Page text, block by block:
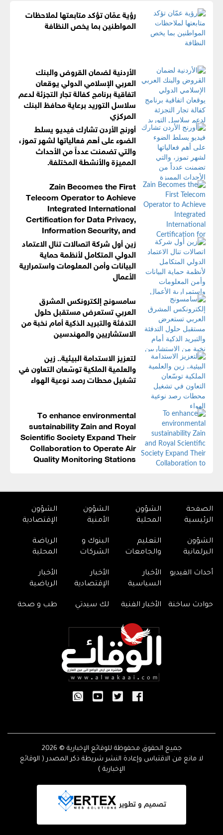
رؤية عمّان تؤكد متابعتها لملاحظات
المواطنين بما يخص النظافة
الأردنية لضمان القروض والبنك
العربي الإسلامي الدولي يوقعان
اتفاقية برنامج كفالة تجار التجزئة لدعم
سلاسل التوريد برعاية محافظ البنك
المركزي
أورنج الأردن تشارك فيديو يسلط
الضوء على أهم فعالياتها لشهر تموز،
والتي تضمنت عدداً من الأحداث
المميزة والأنشطة المختلفة.
Zain Becomes the First
Telecom Operator to Achieve
Integrated International
Certification for Data Privacy,
Information Security, and
Business Continuity Management Systems
زين أول شركة اتصالات تنال الاعتماد
الدولي المتكامل لأنظمة حماية
البيانات وأمن المعلومات واستمرارية
الأعمال
سامسونج إلكترونكس المشرق
العربي تستعرض مستقبل حلول
التدفئة والتبريد الذكية أمام نخبة من
الاستشاريين والمهندسين
لتعزيز الاستدامة البيئية.. زين
والعلمية الملكية توسّعان التعاون في
تشغيل محطات رصد نوعية الهواء
To enhance environmental
sustainability Zain and Royal
Scientific Society Expand Their
Collaboration to Operate Air
Quality Monitoring Stations
الصفحة
الرئيسية
الشؤون
المحلية
الشؤون
الأمنية
الشؤون
الإقتصادية
الشؤون
البرلمانية
التعليم
والجامعات
البنوك و
الشركات
الرياضة
المحلية
أحداث الفيديو
الأخبار
السياسية
الأخبار
الإقتصادية
الأخبار
الرياضية
حوادث ساخنة الأخبار الفنية لك سيدتي طب و صحة
جميع الحقوق محفوظة للوقائع الإخبارية © 2026
لا مانع من الاقتباس وإعادة النشر شريطة ذكر المصدر ( الوقائع
الإخبارية )
تصميم و تطوير